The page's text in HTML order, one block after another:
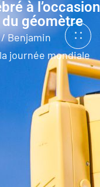
à l’occasion
géomètre
Benjamin
journée mondiale